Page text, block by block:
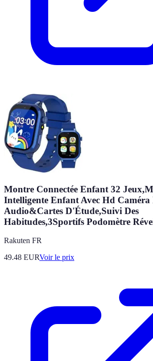
Montre Connectée Enfant 32
Intelligente Enfant Avec Hd Caméra
Audio&Cartes D'Étude,Suivi Des
Habitudes,3Sportifs Podomètre
Rakuten FR
49.48 EURVoir le prix